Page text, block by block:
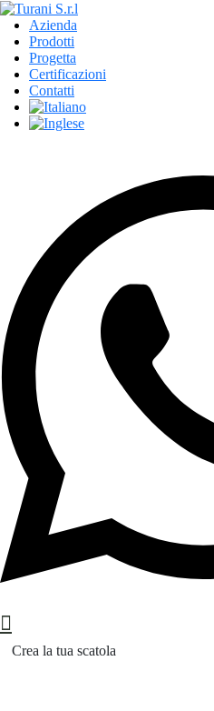
Azienda
Prodotti
Progetta
Certificazioni
Contatti
Crea la tua scatola